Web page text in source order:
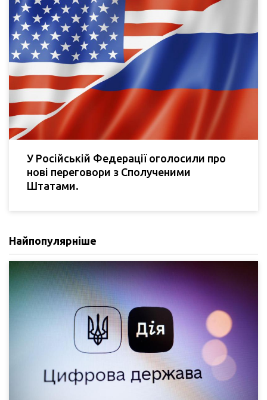
У Російській Федерації оголосили про
нові переговори з Сполученими
Штатами.
Найпопулярніше